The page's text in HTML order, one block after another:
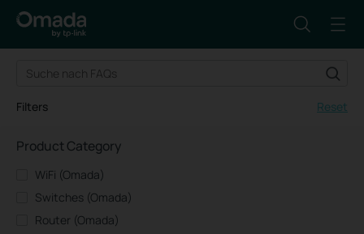
Filters Reset
Product Category
WiFi (Omada)
Switches (Omada)
Router (Omada)